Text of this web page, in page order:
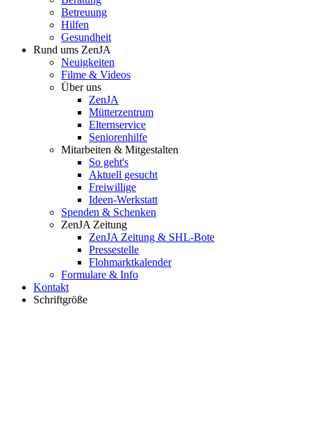
Betreuung
Hilfen
Gesundheit
Rund ums ZenJA
Neuigkeiten
Filme & Videos
Über uns
ZenJA
Mütterzentrum
Elternservice
Seniorenhilfe
Mitarbeiten & Mitgestalten
So geht's
Aktuell gesucht
Freiwillige
Ideen-Werkstatt
Spenden & Schenken
ZenJA Zeitung
ZenJA Zeitung & SHL-Bote
Pressestelle
Flohmarktkalender
Formulare & Info
Kontakt
Schriftgröße